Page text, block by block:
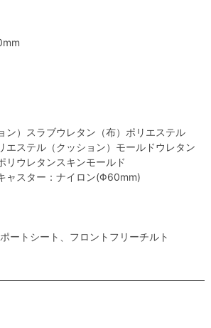
）スラブウレタン（布）ポリエステル
ステル（クッション）モールドウレタン
ウレタンスキンモールド
ャスター：ナイロン(Φ60mm)
ートシート、フロントフリーチルト